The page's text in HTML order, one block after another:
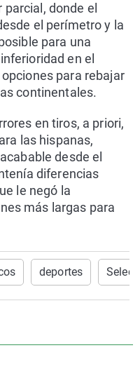
donde el
el perímetro y la
para una
en el
para rebajar
continentales.
en tiros, a priori,
las hispanas,
desde el
diferencias
le negó la
más largas para
deportes